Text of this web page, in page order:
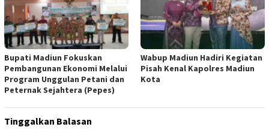
Bupati Madiun Fokuskan
Pembangunan Ekonomi Melalui
Program Unggulan Petani dan
Peternak Sejahtera (Pepes)
Wabup Madiun Hadiri Kegiatan
Pisah Kenal Kapolres Madiun
Kota
Tinggalkan Balasan